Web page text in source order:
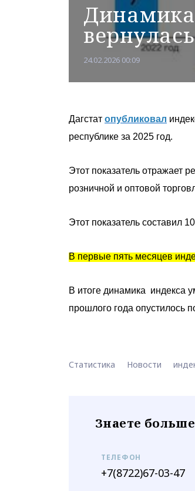
24.02.2026 00:09
Дагстат опубликовал
республике за 2025 год.
Этот показатель отражает
розничной и оптовой
Этот показатель составил
В первые пять месяцев
В итоге динамика индекса
прошлого года опустилось
Статистика Новости
Знаете
ТЕЛЕФОН
+7(8722)67-03-47